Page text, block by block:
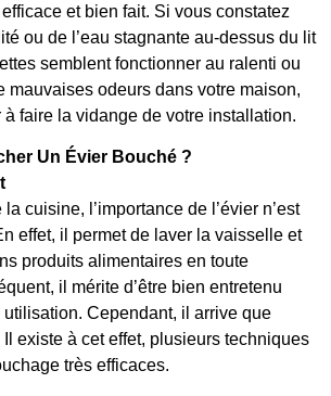
et bien fait. Si vous constatez
ou de l’eau stagnante au-dessus du lit
semblent fonctionner au ralenti ou
mauvaises odeurs dans votre maison,
faire la vidange de votre installation.
Un Évier Bouché ?
cuisine, l’importance de l’évier n’est
effet, il permet de laver la vaisselle et
produits alimentaires en toute
il mérite d’être bien entretenu
Cependant, il arrive que
Il existe à cet effet, plusieurs techniques
très efficaces.